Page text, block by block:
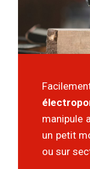
manipule
un petit
ou sur